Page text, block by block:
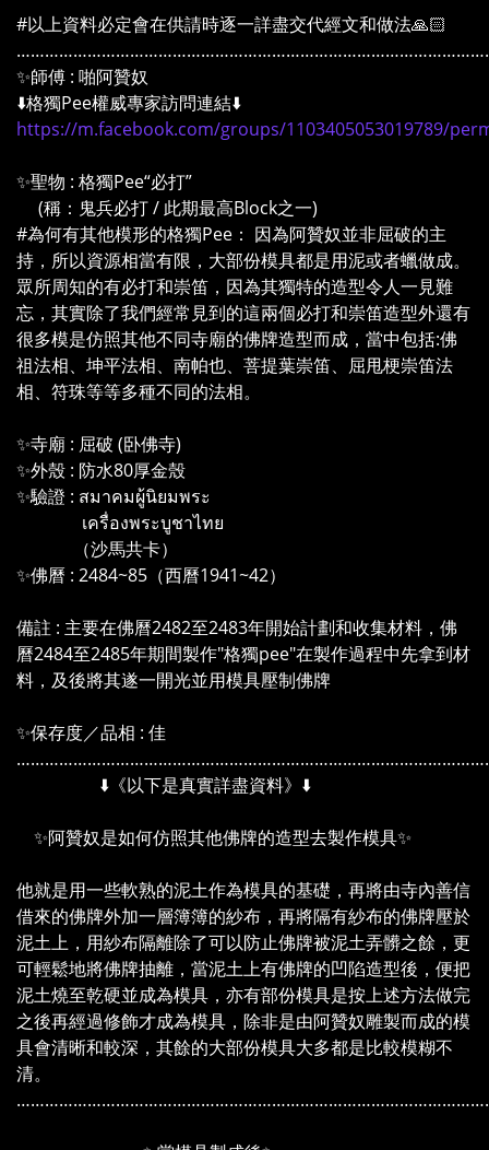
#以上資料必定會在供請時逐一詳盡交代經文和做法🙏🏻
✨師傅 : 啪阿贊奴
⬇️格獨Pee權威專家訪問連結⬇️
https://m.facebook.com/groups/1103405053019789/
✨聖物 : 格獨Pee“必打”
(稱：鬼兵必打 / 此期最高Block之一)
#為何有其他模形的格獨Pee： 因為阿贊奴並非屈破的主
持，所以資源相當有限，大部份模具都是用泥或者蠟做成。
眾所周知的有必打和崇笛，因為其獨特的造型令人一見難
忘，其實除了我們經常見到的這兩個必打和崇笛造型外還有
很多模是仿照其他不同寺廟的佛牌造型而成，當中包括:佛
祖法相、坤平法相、南帕也、菩提葉崇笛、屈甩梗崇笛法
相、符珠等等多種不同的法相。
✨寺廟 : 屈破 (卧佛寺)
✨外殼 : 防水80厚金殼
✨驗證 : สมาคมผู้นิยมพระ
เครื่องพระบูชาไทย
（沙馬共卡）
✨佛曆 : 2484~85（西曆1941~42）
備註 : 主要在佛曆2482至2483年開始計劃和收集材料，佛
曆2484至2485年期間製作"格獨pee"在製作過程中先拿到材
料，及後將其遂一開光並用模具壓制佛牌
✨保存度／品相 : 佳
⬇️《以下是真實詳盡資料》⬇️
✨阿贊奴是如何仿照其他佛牌的造型去製作模具✨
他就是用一些軟熟的泥土作為模具的基礎，再將由寺內善信
借來的佛牌外加一層簿簿的紗布，再將隔有紗布的佛牌壓於
泥土上，用紗布隔離除了可以防止佛牌被泥土弄髒之餘，更
可輕鬆地將佛牌抽離，當泥土上有佛牌的凹陷造型後，便把
泥土燒至乾硬並成為模具，亦有部份模具是按上述方法做完
之後再經過修飾才成為模具，除非是由阿贊奴雕製而成的模
具會清晰和較深，其餘的大部份模具大多都是比較模糊不
清。